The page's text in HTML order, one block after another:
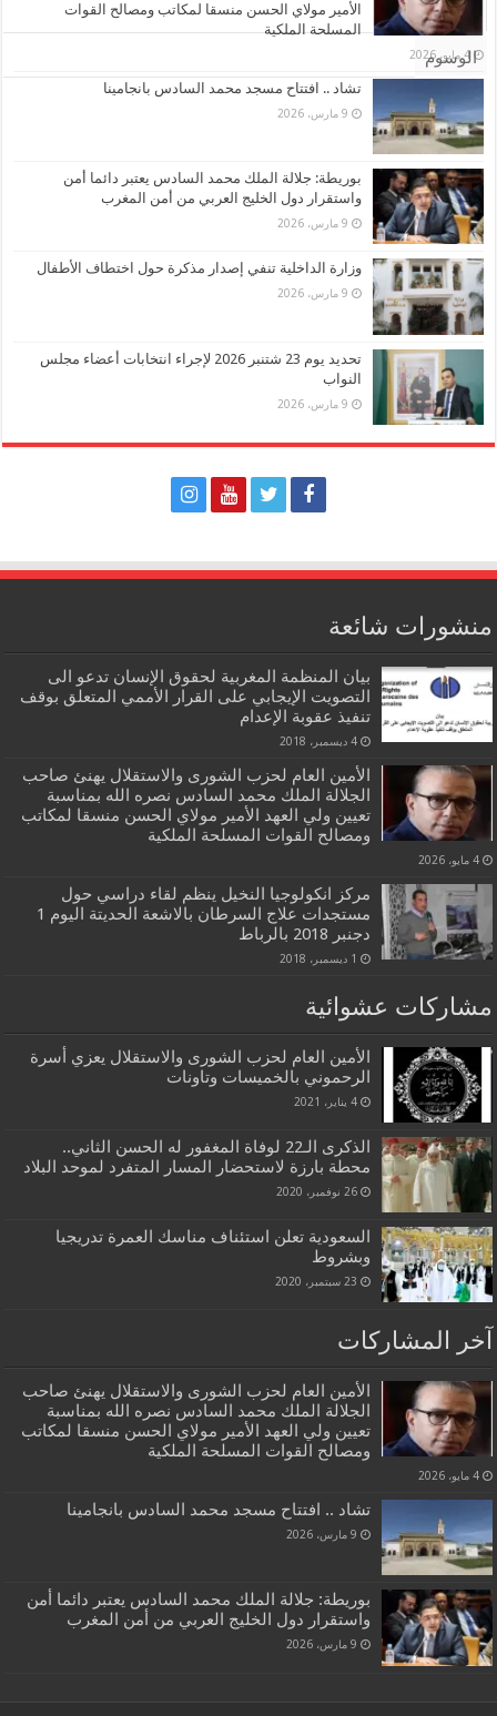
تعليقات
الوسوم
الأمير مولاي الحسن منسقا لمكاتب ومصالح القوات
المسلحة الملكية
4 مايو، 2026
تشاد .. افتتاح مسجد محمد السادس بانجامينا
9 مارس، 2026
بوريطة: جلالة الملك محمد السادس يعتبر دائما أمن
واستقرار دول الخليج العربي من أمن المغرب
9 مارس، 2026
وزارة الداخلية تنفي إصدار مذكرة حول اختطاف الأطفال
9 مارس، 2026
تحديد يوم 23 شتنبر 2026 لإجراء انتخابات أعضاء مجلس
النواب
9 مارس، 2026
منشورات شائعة
بيان المنظمة المغربية لحقوق الإنسان تدعو الى
التصويت الإيجابي على القرار الأممي المتعلق بوقف
تنفيذ عقوبة الإعدام
4 ديسمبر، 2018
الأمين العام لحزب الشورى والاستقلال يهنئ صاحب
الجلالة الملك محمد السادس نصره الله بمناسبة
تعيين ولي العهد الأمير مولاي الحسن منسقا لمكاتب
ومصالح القوات المسلحة الملكية
4 مايو، 2026
مركز انكولوجيا النخيل ينظم لقاء دراسي حول
مستجدات علاج السرطان بالاشعة الحديتة اليوم 1
دجنبر 2018 بالرباط
1 ديسمبر، 2018
مشاركات عشوائية
الأمين العام لحزب الشورى والاستقلال يعزي أسرة
الرحموني بالخميسات وتاونات
4 يناير، 2021
الذكرى الـ22 لوفاة المغفور له الحسن الثاني..
محطة بارزة لاستحضار المسار المتفرد لموحد البلاد
26 نوفمبر، 2020
السعودية تعلن استئناف مناسك العمرة تدريجيا
وبشروط
23 سبتمبر، 2020
آخر المشاركات
الأمين العام لحزب الشورى والاستقلال يهنئ صاحب
الجلالة الملك محمد السادس نصره الله بمناسبة
تعيين ولي العهد الأمير مولاي الحسن منسقا لمكاتب
ومصالح القوات المسلحة الملكية
4 مايو، 2026
تشاد .. افتتاح مسجد محمد السادس بانجامينا
9 مارس، 2026
بوريطة: جلالة الملك محمد السادس يعتبر دائما أمن
واستقرار دول الخليج العربي من أمن المغرب
9 مارس، 2026